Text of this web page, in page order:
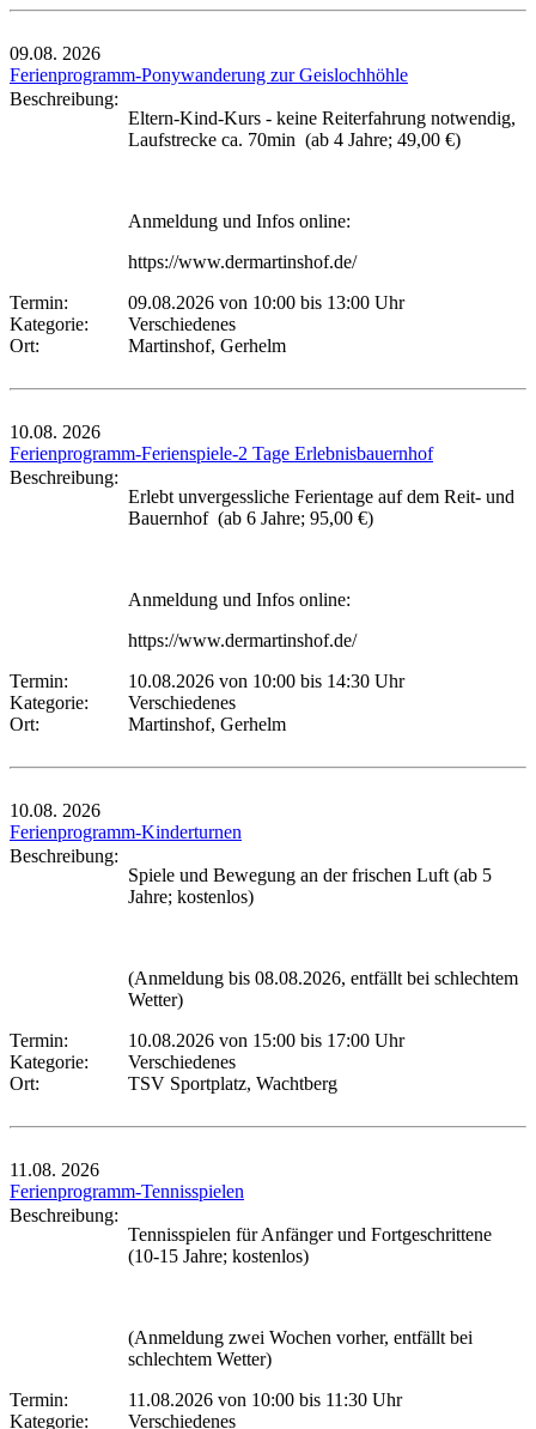
09.08. 2026
Ferienprogramm-Ponywanderung zur Geislochhöhle
Beschreibung:
Eltern-Kind-Kurs - keine Reiterfahrung notwendig,
Laufstrecke ca. 70min (ab 4 Jahre; 49,00 €)
Anmeldung und Infos online:
https://www.dermartinshof.de/
Termin:
09.08.2026 von 10:00 bis 13:00 Uhr
Kategorie:
Verschiedenes
Ort:
Martinshof, Gerhelm
10.08. 2026
Ferienprogramm-Ferienspiele-2 Tage Erlebnisbauernhof
Beschreibung:
Erlebt unvergessliche Ferientage auf dem Reit- und
Bauernhof (ab 6 Jahre; 95,00 €)
Anmeldung und Infos online:
https://www.dermartinshof.de/
Termin:
10.08.2026 von 10:00 bis 14:30 Uhr
Kategorie:
Verschiedenes
Ort:
Martinshof, Gerhelm
10.08. 2026
Ferienprogramm-Kinderturnen
Beschreibung:
Spiele und Bewegung an der frischen Luft (ab 5
Jahre; kostenlos)
(Anmeldung bis 08.08.2026, entfällt bei schlechtem
Wetter)
Termin:
10.08.2026 von 15:00 bis 17:00 Uhr
Kategorie:
Verschiedenes
Ort:
TSV Sportplatz, Wachtberg
11.08. 2026
Ferienprogramm-Tennisspielen
Beschreibung:
Tennisspielen für Anfänger und Fortgeschrittene
(10-15 Jahre; kostenlos)
(Anmeldung zwei Wochen vorher, entfällt bei
schlechtem Wetter)
Termin:
11.08.2026 von 10:00 bis 11:30 Uhr
Kategorie:
Verschiedenes